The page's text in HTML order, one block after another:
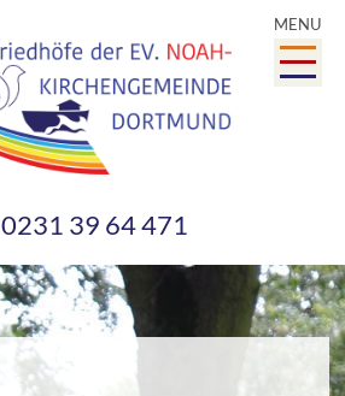
MENU
0231 39 64 471